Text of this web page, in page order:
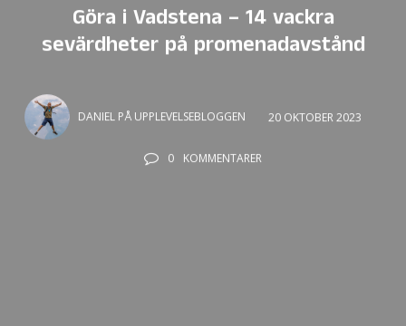
Göra i Vadstena – 14 vackra
sevärdheter på promenadavstånd
DANIEL PÅ UPPLEVELSEBLOGGEN 20 OKTOBER 2023
0 KOMMENTARER